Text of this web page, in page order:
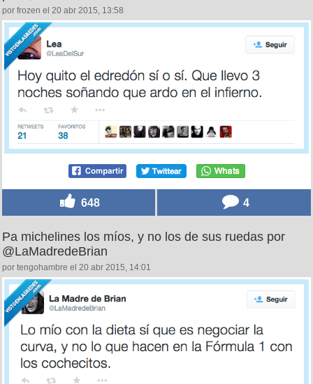
por frozen el 20 abr 2015, 13:58
648 4
Pa michelines los míos, y no los de sus ruedas por
@LaMadredeBrian
por tengohambre el 20 abr 2015, 14:01